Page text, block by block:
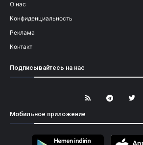
О нас
Конфиденциальность
Реклама
Контакт
Подписывайтесь на нас
Мобильное приложение